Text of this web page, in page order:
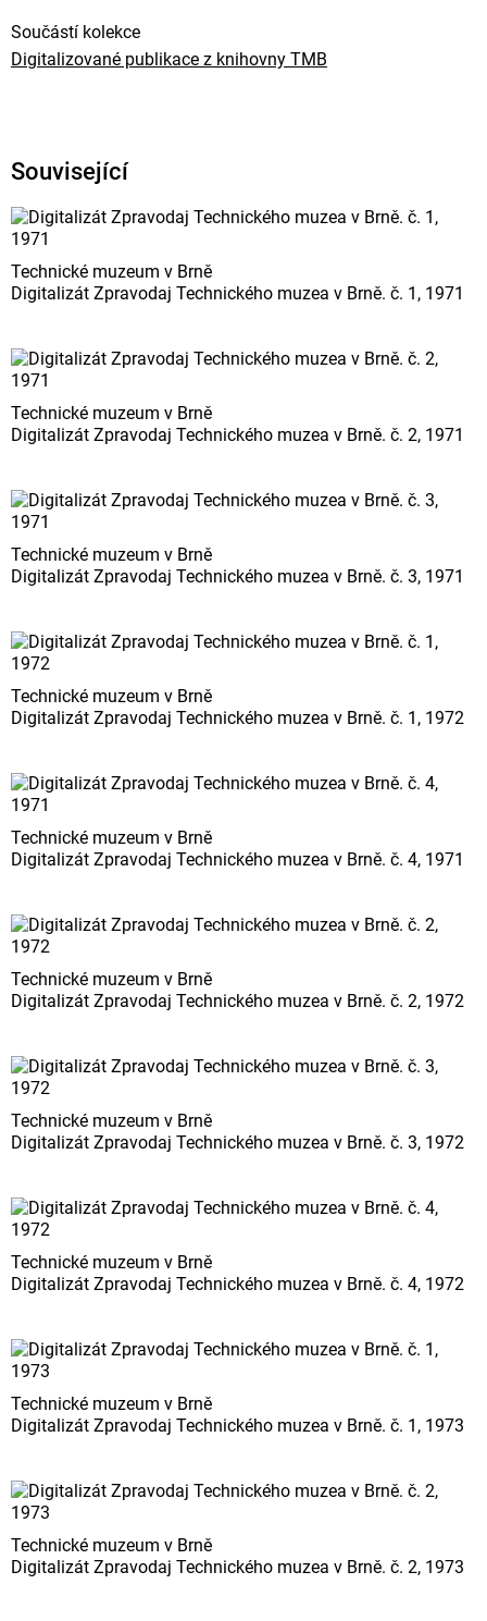
Součástí kolekce
Digitalizované publikace z knihovny TMB
Související
Technické muzeum v Brně
Digitalizát Zpravodaj Technického muzea v Brně. č. 1, 1971
Technické muzeum v Brně
Digitalizát Zpravodaj Technického muzea v Brně. č. 2, 1971
Technické muzeum v Brně
Digitalizát Zpravodaj Technického muzea v Brně. č. 3, 1971
Technické muzeum v Brně
Digitalizát Zpravodaj Technického muzea v Brně. č. 1, 1972
Technické muzeum v Brně
Digitalizát Zpravodaj Technického muzea v Brně. č. 4, 1971
Technické muzeum v Brně
Digitalizát Zpravodaj Technického muzea v Brně. č. 2, 1972
Technické muzeum v Brně
Digitalizát Zpravodaj Technického muzea v Brně. č. 3, 1972
Technické muzeum v Brně
Digitalizát Zpravodaj Technického muzea v Brně. č. 4, 1972
Technické muzeum v Brně
Digitalizát Zpravodaj Technického muzea v Brně. č. 1, 1973
Technické muzeum v Brně
Digitalizát Zpravodaj Technického muzea v Brně. č. 2, 1973